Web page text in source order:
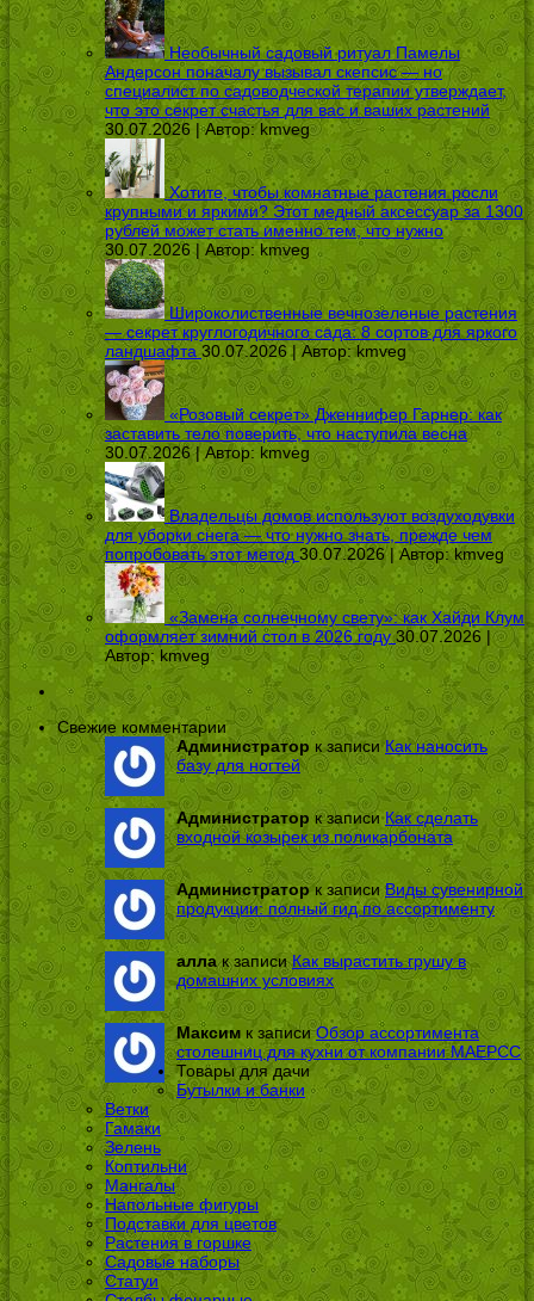
Необычный садовый ритуал Памелы
Андерсон поначалу вызывал скепсис — но
специалист по садоводческой терапии утверждает,
что это секрет счастья для вас и ваших растений
30.07.2026 | Автор:kmveg
Хотите, чтобы комнатные растения росли
крупными и яркими? Этот медный аксессуар за 1300
рублей может стать именно тем, что нужно
30.07.2026 | Автор:kmveg
Широколиственные вечнозеленые растения
— секрет круглогодичного сада: 8 сортов для яркого
ландшафта 30.07.2026 | Автор:kmveg
«Розовый секрет» Дженнифер Гарнер: как
заставить тело поверить, что наступила весна
30.07.2026 | Автор: kmveg
Владельцы домов используют воздуходувки
для уборки снега — что нужно знать, прежде чем
попробовать этот метод 30.07.2026 | Автор:kmveg
«Замена солнечному свету»: как Хайди Клум
оформляет зимний стол в 2026 году 30.07.2026 |
Автор:kmveg
Свежие комментарии
Администратор к записиКак наносить
базу для ногтей
Администраторк записиКак сделать
входной козырек из поликарбоната
Администраторк записиВиды сувенирной
продукции: полный гид по ассортименту
аллак записиКак вырастить грушу в
домашних условиях
Максим к записиОбзор ассортимента
столешниц для кухни от компании МАЕРСС
Товары для дачи
Бутылки и банки
Ветки
Гамаки
Зелень
Коптильни
Мангалы
Напольные фигуры
Подставки для цветов
Растения в горшке
Садовые наборы
Статуи